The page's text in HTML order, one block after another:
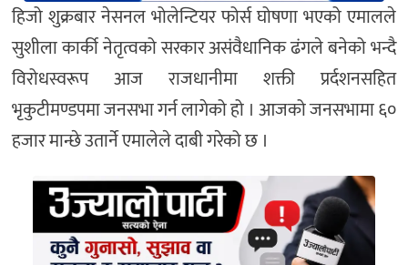
हिजो शुक्रबार नेसनल भोलेन्टियर फोर्स घोषणा भएको एमालले
सुशीला कार्की नेतृत्वको सरकार असंवैधानिक ढंगले बनेको भन्दै
विरोधस्वरूप आज राजधानीमा शक्ती प्रर्दशनसहित
भृकुटीमण्डपमा जनसभा गर्न लागेको हो । आजको जनसभामा ६०
हजार मान्छे उतार्ने एमालेले दाबी गरेको छ ।